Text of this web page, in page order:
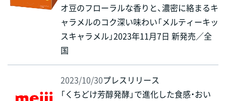
オ豆のフローラルな香りと、濃密に絡まるキ
ャラメルのコク深い味わい「メルティーキッ
スキャラメル」2023年11月7日 新発売／全
国
2023/10/30プレスリリース
「くちどけ芳醇発酵」で進化した食感・おい